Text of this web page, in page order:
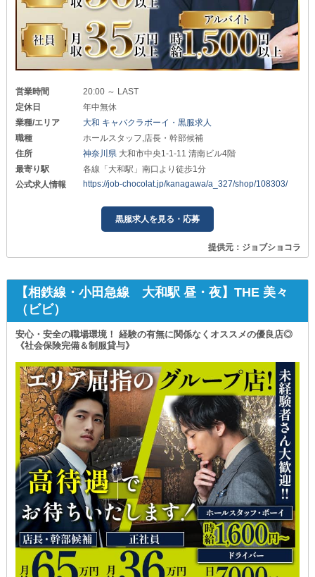
営業時間
20:00 ～ LAST
定休日
年中無休
業種/エリア
大和 キャバクラボーイ・黒服求人
職種
ホールスタッフ,店長・幹部候補
住所
神奈川県 大和市中央1-1-11 清南ビル4階
最寄り駅
各線「大和駅」南口より徒歩1分
公式求人情報
https://job-chocolat.jp/kanagawa/a_327/shop/108303/
黒服求人を見る・応募
提供元：ジョブショコラ
【相鉄線・小田急線 大和駅 昼・夜】THE 美々
（ビビ）
安心・安全の職場環境！ 経験の有無に関係なくオススメの優良店◎
《社会保険完備＆制服貸与》